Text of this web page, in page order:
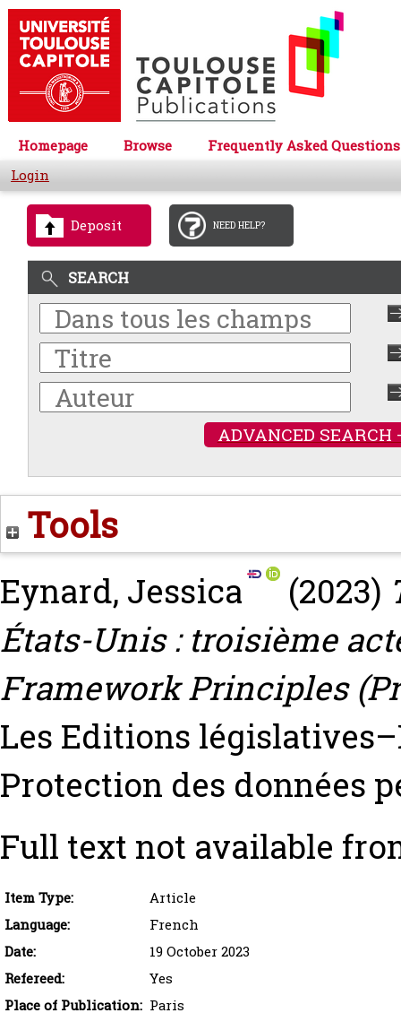
Homepage Browse
Frequently Asked Questions
Login
Deposit NEED HELP?
SEARCH
ADVANCED SEARCH
Tools
Eynard, Jessica (2023)
États-Unis : troisième
Framework Principles
Les Editions
Protection des données
Full text not available
Item Type:
Article
Language:
French
Date:
19 October 2023
Refereed:
Yes
Place of Publication: Paris